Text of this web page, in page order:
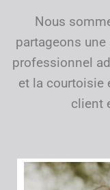
Nous
partageons
professionnel
et la courtoisie
client